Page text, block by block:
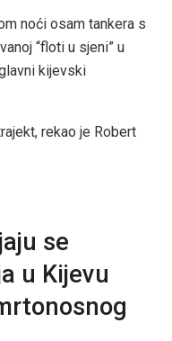
noći osam tankera s
“floti u sjeni” u
kijevski
rekao je Robert
se
u Kijevu